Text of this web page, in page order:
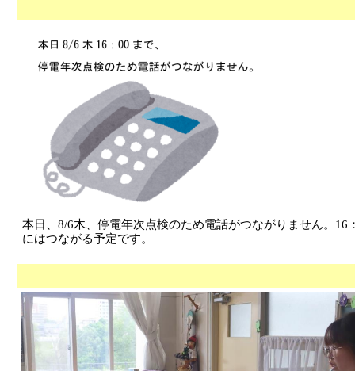
本日、8/6木、停電年次点検のため電話がつながりません。16
にはつながる予定です。